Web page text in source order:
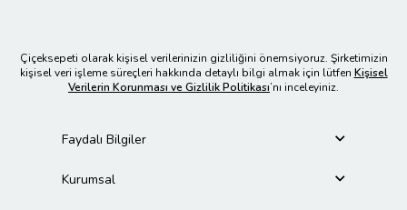
Çiçeksepeti olarak kişisel verilerinizin gizliliğini önemsiyoruz. Şirketimizin
kişisel veri işleme süreçleri hakkında detaylı bilgi almak için lütfen Kişisel
Verilerin Korunması ve Gizlilik Politikası’nı inceleyiniz.
Faydalı Bilgiler
Kurumsal